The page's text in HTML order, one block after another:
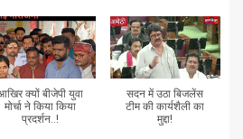
क्यों बीजेपी युवा
मोर्चा ने किया किया
प्रदर्शन..!
सदन में उठा बिजलेंस
टीम की कार्यशैली का
मुद्दा!